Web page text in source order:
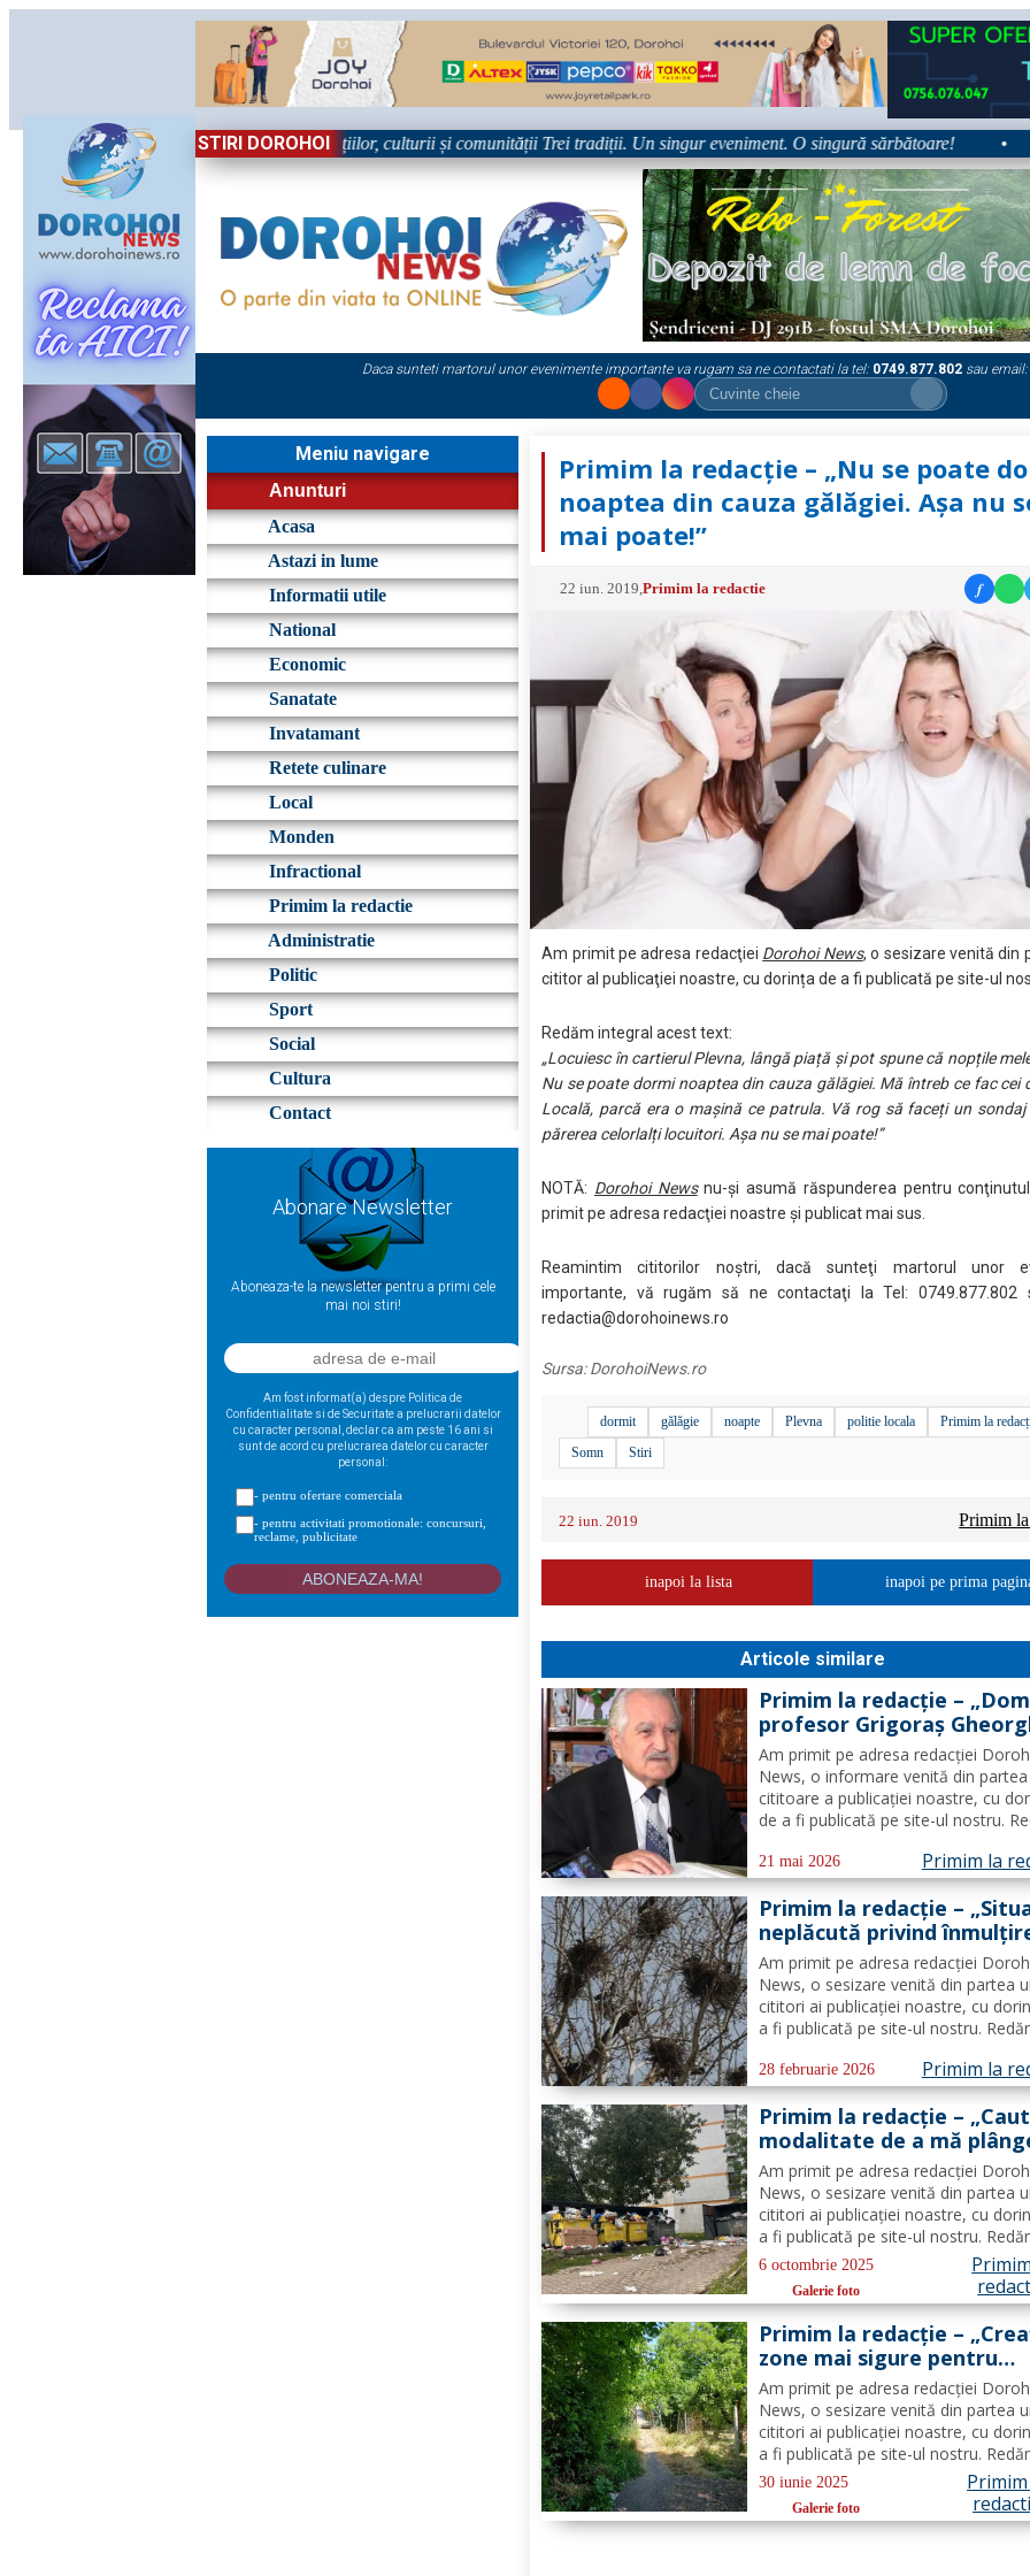
STIRI DOROHOI
Sărbătoare!” – trei zile dedicate tradițiilor, culturii și comunității Trei tradiții. Un singur eveniment. O singură sărbătoare! •
Daca sunteti martorul unor evenimente importante va rugam sa ne contactati la tel: 0749.877.802 sau email:
Meniu navigare
Anunturi
Acasa
Astazi in lume
Informatii utile
National
Economic
Sanatate
Invatamant
Retete culinare
Local
Monden
Infractional
Primim la redactie
Administratie
Politic
Sport
Social
Cultura
Contact
Abonare Newsletter
Aboneaza-te la newsletter pentru a primi cele
mai noi stiri!
Am fost informat(a) despre Politica de
Confidentialitate si de Securitate a prelucrarii datelor
cu caracter personal, declar ca am peste 16 ani si
sunt de acord cu prelucrarea datelor cu caracter
personal:
- pentru ofertare comerciala
- pentru activitati promotionale: concursuri,
reclame, publicitate
Primim la redacție – „Nu se poate
noaptea din cauza gălăgiei. Așa nu
mai poate!”
22 iun. 2019 ,Primim la redactie f
Am primit pe adresa redacţiei Dorohoi News, o sesizare venită din
cititor al publicaţiei noastre, cu dorința de a fi publicată pe site-ul
Redăm integral acest text:
„Locuiesc în cartierul Plevna, lângă piață și pot spune că nopțile
Nu se poate dormi noaptea din cauza gălăgiei. Mă întreb ce fac cei
Locală, parcă era o mașină ce patrula. Vă rog să faceți un
părerea celorlalți locuitori. Așa nu se mai poate!”
NOTĂ: Dorohoi Newsnu-şi asumă răspunderea pentru
primit pe adresa redacţiei noastre şi publicat mai sus.
Reamintim cititorilor noştri, dacă sunteţi martorul unor
importante, vă rugăm să ne contactaţi la Tel: 0749.877.802
redactia@dorohoinews.ro
Sursa:DorohoiNews.ro
dormit gălăgie noapte Plevna politie locala
Primim la
Somn
Stiri
22 iun. 2019 Primim
inapoi la lista inapoi pe prima
Articole similare
Primim la redacție –
profesor Grigoraș
emblematic om de cultură
orașului, a trecut în cele
veșnice”
Am primit pe adresa redacţiei
News, o informare venită din partea
cititoare a publicaţiei noastre, cu
de a fi publicată pe site-ul nostru.
Grigoraș Gheorghe, emblematic
cultură al orașului, a trecut în cele
Profesorul...
21 mai 2026 Primim la
Primim la redacție –
neplăcută privind
excesivă a ciorilor în
Brazi din Dorohoi”
Am primit pe adresa redacţiei
News, o sesizare venită din partea
cititori ai publicaţiei noastre, cu
a fi publicată pe site-ul nostru.
nemulțumirile mai multor locuitori ai
municipiului Dorohoi: Dorim să
atenția opiniei publice...
28 februarie 2026 Primim la
Primim la redacție –
modalitate de a mă
modul în care este
gunoiul în Dorohoi” –
Am primit pe adresa redacţiei
News, o sesizare venită din partea
cititori ai publicaţiei noastre, cu
a fi publicată pe site-ul nostru.
integral acest text: „Vă trimit acest
căutând o modalitate de a mă
modul în care este gestionat
Dorohoi și...
6 octombrie 2025
Galerie foto
Primim la redacție –
zone mai sigure pentru
cetățenii municipiului” -
Am primit pe adresa redacţiei
News, o sesizare venită din partea
cititori ai publicaţiei noastre, cu
a fi publicată pe site-ul nostru.
integral acest text: „A trecut de mult
perioada toaletării arborilor şi
dar aceasta ar trebui să devină şi
30 iunie 2025
Galerie foto